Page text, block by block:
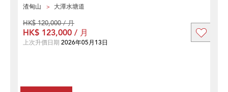
渣甸山 大潭水塘道
HK$ 120,000 / 月
HK$ 123,000 / 月
上次升價日期 2026年05月13日